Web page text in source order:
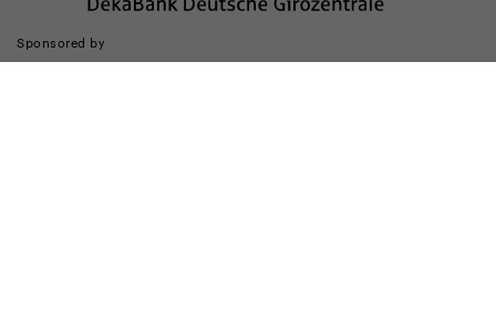
Sponsored by